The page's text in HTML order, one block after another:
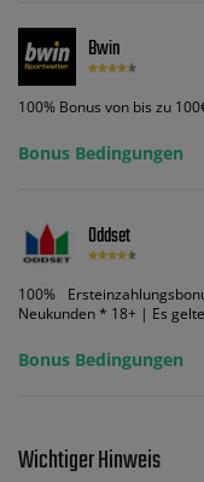
Wett-Credits aus. Es
Code VIPANGEBOT kann
ändert dies den
Bwin
100% Bonus von bis zu
Bonus Bedingungen
Oddset
100%
Neukunden * 18+ | Es
Bonus Bedingungen
Wichtiger Hinweis